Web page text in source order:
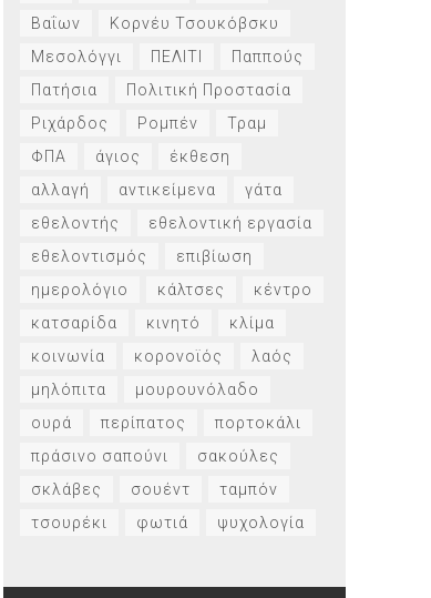
Βαΐων
Κορνέυ Τσουκόβσκυ
Μεσολόγγι
ΠΕΛΙΤΙ
Παππούς
Πατήσια
Πολιτική Προστασία
Ριχάρδος
Ρομπέν
Τραμ
ΦΠΑ
άγιος
έκθεση
αλλαγή
αντικείμενα
γάτα
εθελοντής
εθελοντική εργασία
εθελοντισμός
επιβίωση
ημερολόγιο
κάλτσες
κέντρο
κατσαρίδα
κινητό
κλίμα
κοινωνία
κορονοϊός
λαός
μηλόπιτα
μουρουνόλαδο
ουρά
περίπατος
πορτοκάλι
πράσινο σαπούνι
σακούλες
σκλάβες
σουέντ
ταμπόν
τσουρέκι
φωτιά ψυχολογία